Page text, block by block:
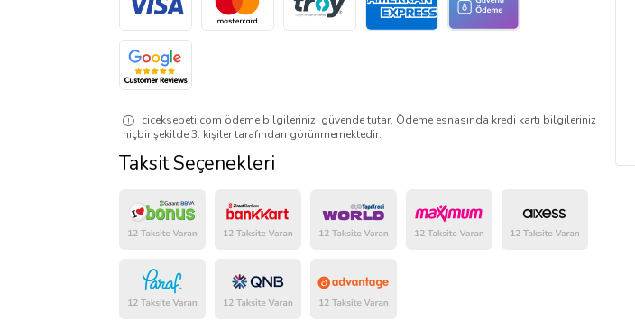
ciceksepeti.com ödeme bilgilerinizi güvende tutar. Ödeme esnasında kredi kartı bilgileriniz
hiçbir şekilde 3. kişiler tarafından görünmemektedir.
Taksit Seçenekleri